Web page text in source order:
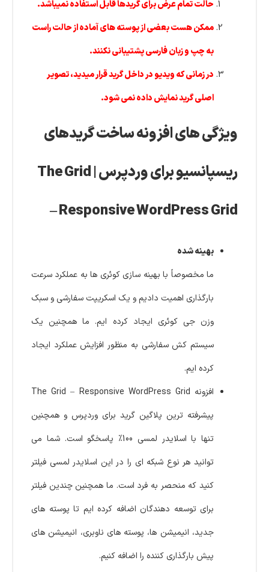
حالت تمام عرض برای گریدها قابل استفاده نمیباشد.
ممکن هست بعضی از پوسته های آماده از حالت راست
به چپ و زبان فارسی پشتیبانی نکنند.
در زمانی که ویدیو در داخل گرید قرار میدید، تصویر
اصلی گرید نمایش داده نمی شود.
ویژگی های افزونه ساخت گریدهای
ریسپانسیو برای وردپرس | The Grid
– Responsive WordPress Grid
بهینه شده
ما مخصوصاً با بهینه سازی کوئری ها به عملکرد سرعت
بارگذاری اهمیت دادیم و یک اسکریپت سفارشی و سبک
وزن جی کوئری ایجاد کرده ایم. ما همچنین یک
سیستم کش سفارشی به منظور افزایش عملکرد ایجاد
کرده ایم.
افزونه The Grid – Responsive WordPress Grid
پیشرفته ترین پلاگین گرید برای وردپرس و همچنین
تنها با اسلایدر لمسی 100% پاسخگو است. شما می
توانید هر نوع شبکه ای را در این اسلایدر لمسی فیلتر
کنید که منحصر به فرد است. ما همچنین چندین فیلتر
برای توسعه دهندگان اضافه کرده ایم تا پوسته های
جدید، انیمیشن ها، پوسته های ناوبری، انیمیشن های
پیش بارگذاری کننده را اضافه کنیم.